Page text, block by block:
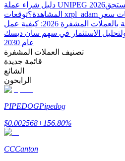
دليل شراء عملة UNIPEG 2026
المشاهدة؟
شركات التداول الخاصة بالعملات المشفرة 2026: كيفية عمل
تحليل الاستثمار في سهم سان ديسك (SNDK) حتى
عام 2030
تصنيف العملات المشفرة
قائمة جديدة
الشائع
الرابحون
PIPEDOGPipedog
$0.002568+156.80%
CCCanton